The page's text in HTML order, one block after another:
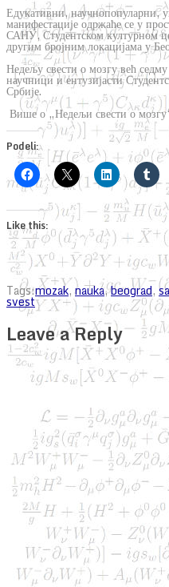
Едукативни, научнопопуларни,
манифестације одржаће се у
САНУ, Студентском културном
другим бројним локацијама у
Недељу свести о мозгу већ
научници и ентузијасти
Србије.
Више о „Недељи свести о
Podeli:
Like this:
Tags:mozak, nauka,beograd,
svest
Leave a Reply